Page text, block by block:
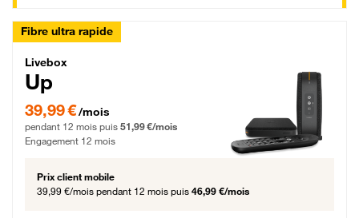
Fibre ultra rapide
Livebox Up Fibre
Livebox
Up
39,99 € par mois pendant 12 mois puis 51,99 € par mois, Engagement 12 mois
39,99 €/mois
pendant 12 mois puis 51,99 €/mois
Engagement 12 mois
Prix client mobile
39,99 €/mois pendant 12 mois puis 46,99 €/mois